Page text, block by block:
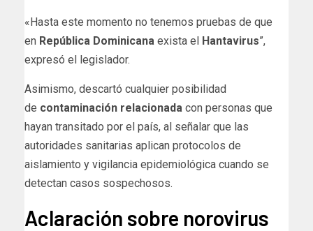
«Hasta este momento no tenemos pruebas de que
en República Dominicana exista el Hantavirus”,
expresó el legislador.
Asimismo, descartó cualquier posibilidad
de contaminación relacionada con personas que
hayan transitado por el país, al señalar que las
autoridades sanitarias aplican protocolos de
aislamiento y vigilancia epidemiológica cuando se
detectan casos sospechosos.
Aclaración sobre norovirus